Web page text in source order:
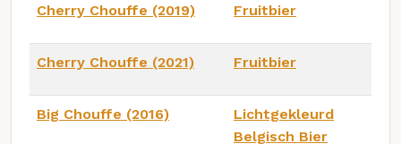
Cherry Chouffe (2019) Fruitbier
Cherry Chouffe (2021) Fruitbier
Big Chouffe (2016)
Lichtgekleurd
Belgisch Bier